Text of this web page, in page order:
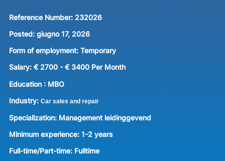
Reference Number: 232026
Posted: giugno 17, 2026
Form of employment: Temporary
Salary: € 2700 - € 3400 Per Month
Education : MBO
Industry: Car sales and repair
Specialization: Management leidinggevend
Minimum experience: 1-2 years
Full-time/Part-time: Fulltime